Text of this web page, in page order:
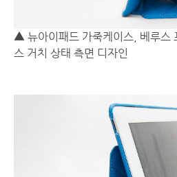
▲ 뉴아이패드 가죽케이스, 베루스
스 거치 상태 측면 디자인